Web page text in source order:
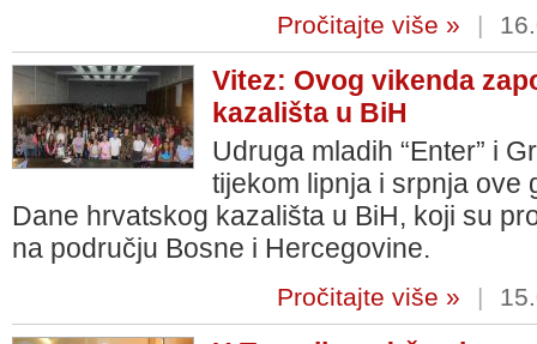
Pročitajte više » |
Vitez: Ovog vikenda
kazališta u BiH
Udruga mladih “Enter” i
tijekom lipnja i srpnja ove
Dane hrvatskog kazališta u BiH, koji su
na području Bosne i Hercegovine.
Pročitajte više » |